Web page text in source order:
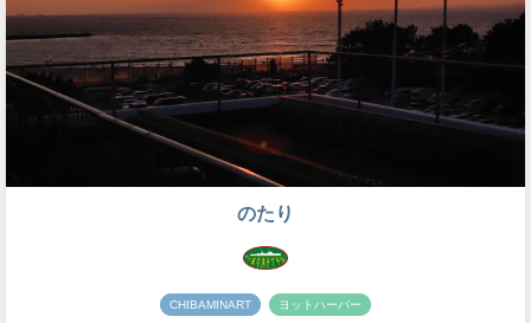
のたり
CHIBAMINART ヨットハーバー